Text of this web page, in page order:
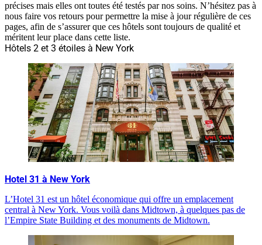
précises mais elles ont toutes été testés par nos soins. N’hésitez pas à
nous faire vos retours pour permettre la mise à jour régulière de ces
pages, afin de s’assurer que ces hôtels sont toujours de qualité et
méritent leur place dans cette liste.
Hôtels 2 et 3 étoiles à New York
Hotel 31 à New York
L’Hotel 31 est un hôtel économique qui offre un emplacement
central à New York. Vous voilà dans Midtown, à quelques pas de
l’Empire State Building et des monuments de Midtown.